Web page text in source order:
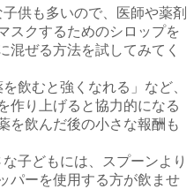
供も多いので、医師や薬剤
スクするためのシロップを
混ぜる方法を試してみてく
飲むと強くなれる」など、
作り上げると協力的になる
を飲んだ後の小さな報酬も
な子どもには、スプーンより
パーを使用する方が飲ませ